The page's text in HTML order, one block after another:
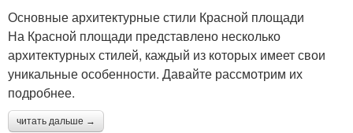
Основные архитектурные стили Красной площади
На Красной площади представлено несколько
архитектурных стилей, каждый из которых имеет свои
уникальные особенности. Давайте рассмотрим их
подробнее.
читать дальше →